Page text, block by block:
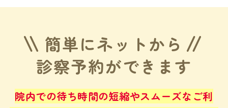
簡単にネットから
診察予約ができます
院内での待ち時間の短縮やスムーズなご利